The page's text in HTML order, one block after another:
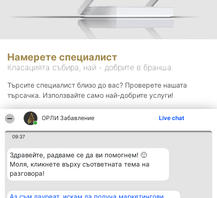
ОРЛИ Забавление Live chat
09:37
Здравейте, радваме се да ви помогнем! 🙂
Моля, кликнете върху съответната тема на
разговора!
Намерете специалист
Класацията събира, най - добрите в бранша.
Търсите специалист близо до вас? Проверете нашата
търсачка. Използвайте само най-добрите услуги!